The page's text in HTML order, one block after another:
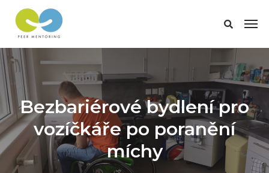
Bezbariérové bydlení pro
vozíčkáře po poranění
míchy